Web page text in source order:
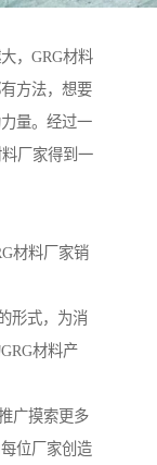
，GRG材料
方法，想要
量。经过一
厂家得到一
材料厂家销
形式，为消
材料产
广摸索更多
位厂家创造